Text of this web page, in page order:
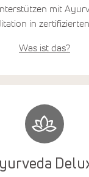
mit
in
Was ist das?